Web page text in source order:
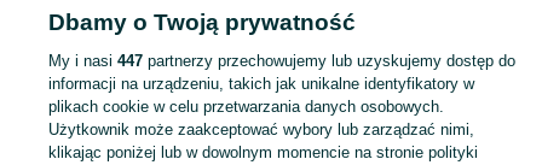
KATEGORIA
Antyki i przedmioty kolekcjonerskie na OLX – odkryj wyjątkowe oferty antyków i rzadkich przedmiotów. Sprawdź unikalne kolekcje! Strzelin i okolice. Zobacz
Dbamy o Twoją prywatność
My i nasi 447partnerzy przechowujemy lub uzyskujemy dostęp do
informacji na urządzeniu, takich jak unikalne identyfikatory w
plikach cookie w celu przetwarzania danych osobowych.
Użytkownik może zaakceptować wybory lub zarządzać nimi,
klikając poniżej lub w dowolnym momencie na stronie polityki